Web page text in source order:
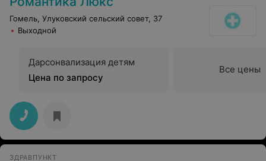
Гомель, Улуковский сельский совет, 37
Выходной
Дарсонвализация детям
Цена по запросу
Все цены
ЗДРАВПУНКТ